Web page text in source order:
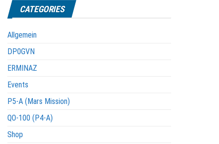
CATEGORIES
Allgemein
DP0GVN
ERMINAZ
Events
P5-A (Mars Mission)
QO-100 (P4-A)
Shop